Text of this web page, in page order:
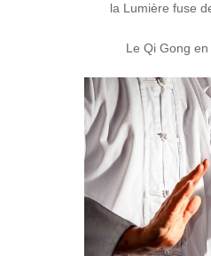
la Lumière fuse
Le Qi Gong en